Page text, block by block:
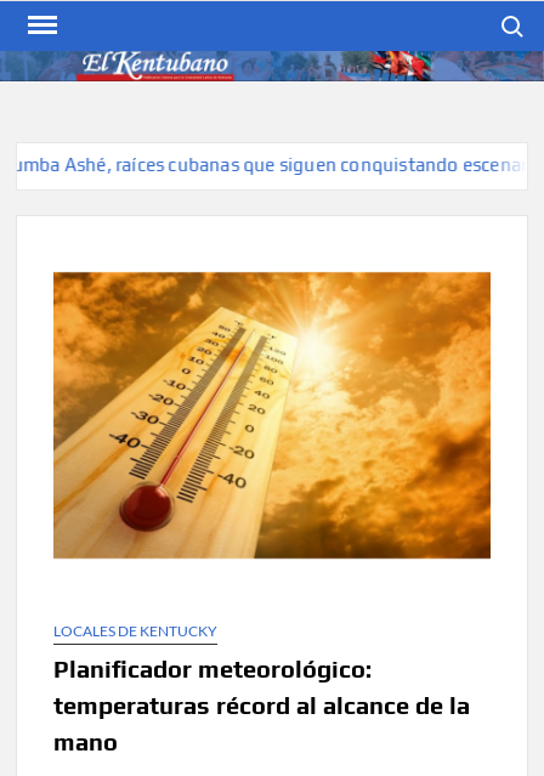
Skip
content
hispana de Kentucky
Ashé, raíces cubanas que siguen conquistando escenarios
LOCALES DE KENTUCKY
Planificador meteorológico:
temperaturas récord al alcance de la
mano